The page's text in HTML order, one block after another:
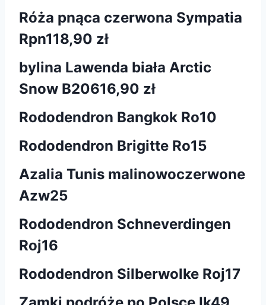
Róża pnąca czerwona Sympatia
Rpn118,90 zł
bylina Lawenda biała Arctic
Snow B20616,90 zł
Rododendron Bangkok Ro10
Rododendron Brigitte Ro15
Azalia Tunis malinowoczerwone
Azw25
Rododendron Schneverdingen
Roj16
Rododendron Silberwolke Roj17